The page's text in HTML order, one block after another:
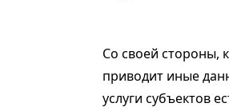
Со своей стороны,
приводит иные
услуги субъектов